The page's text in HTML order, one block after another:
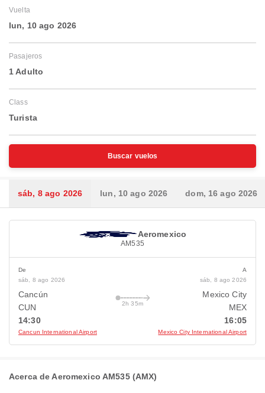
Vuelta
lun, 10 ago 2026
Pasajeros
1 Adulto
Class
Turista
Buscar vuelos
sáb, 8 ago 2026 lun, 10 ago 2026 dom, 16 ago 2026
Aeromexico
AM535
De
sáb, 8 ago 2026
Cancún
CUN
14:30
Cancun International Airport
2h 35m
A
sáb, 8 ago 2026
Mexico City
MEX
16:05
Mexico City International Airport
Acerca de Aeromexico AM535 (AMX)